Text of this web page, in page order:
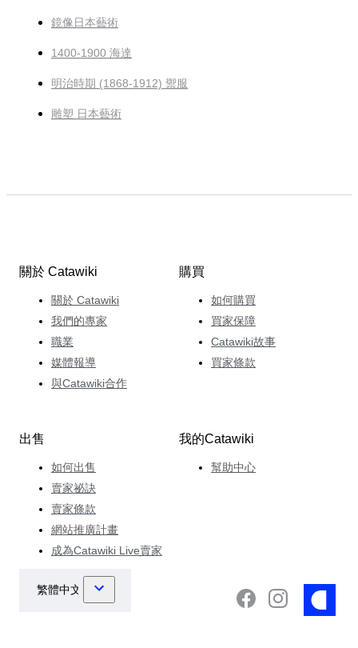
鏡像日本藝術
1400-1900 海達
明治時期 (1868-1912) 禦服
雕塑 日本藝術
關於 Catawiki
關於 Catawiki
我們的專家
職業
媒體報導
與Catawiki合作
購買
如何購買
買家保障
Catawiki故事
買家條款
出售
如何出售
賣家祕訣
賣家條款
網站推廣計畫
成為Catawiki Live賣家
我的Catawiki
幫助中心